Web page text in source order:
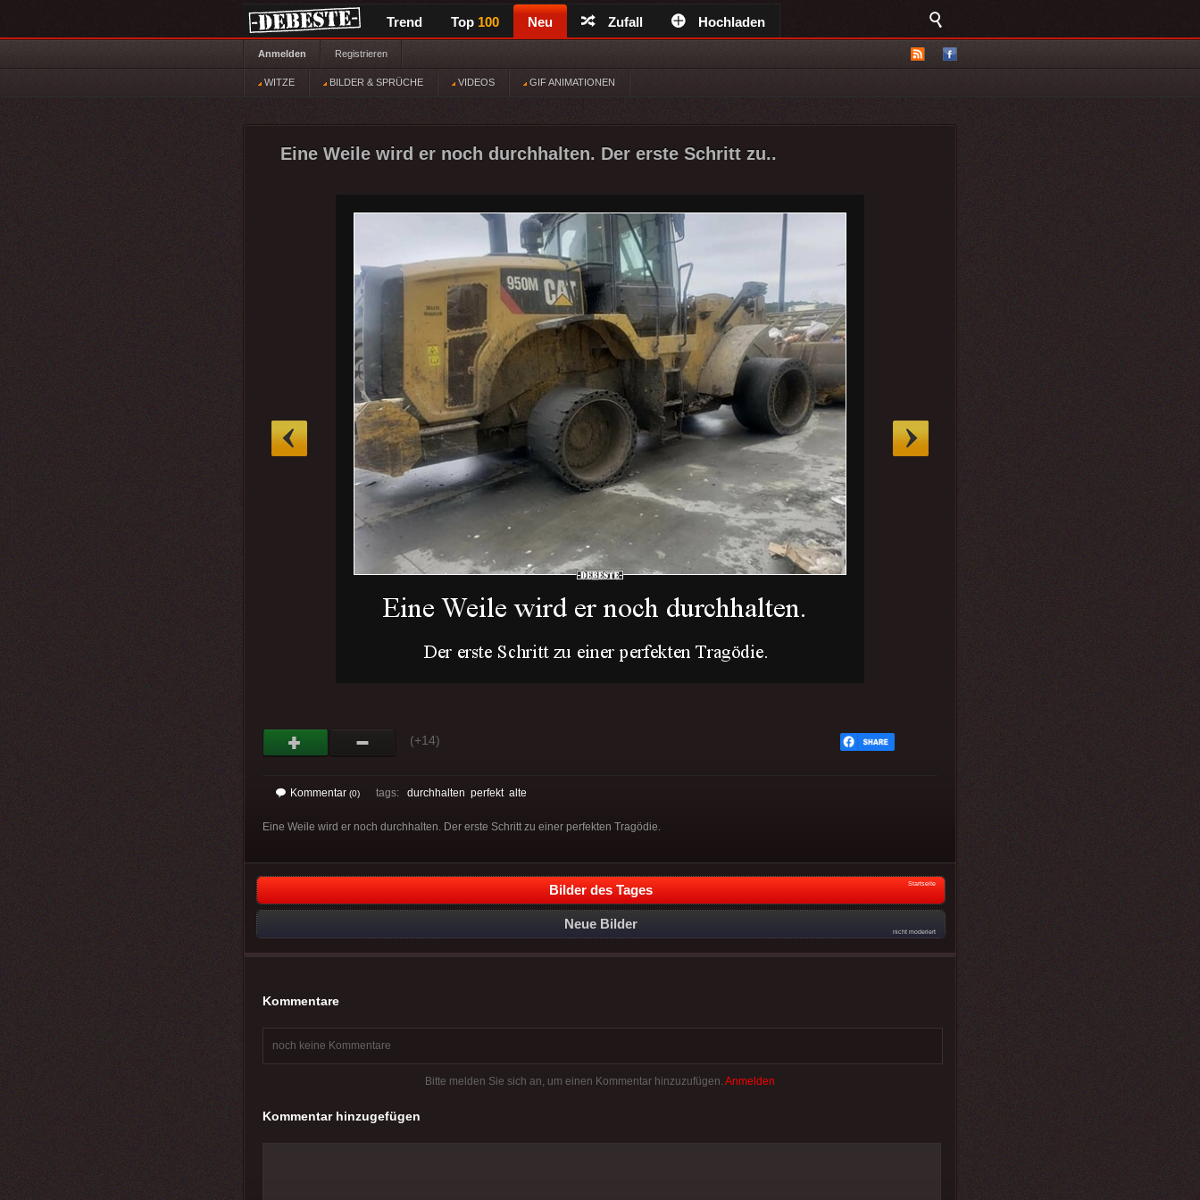
Trend Top 100 Neu Zufall Hochladen
Anmelden Registrieren
WITZE BILDER & SPRÜCHE VIDEOS GIF ANIMATIONEN
Eine Weile wird er noch durchhalten. Der erste Schritt zu..
(+14)
Kommentar (0) tags: durchhalten perfekt alte
Eine Weile wird er noch durchhalten. Der erste Schritt zu einer perfekten Tragödie.
Bilder des Tages Startseite
Neue Bilder
nicht moderiert
Kommentare
noch keine Kommentare
Bitte melden Sie sich an, um einen Kommentar hinzuzufügen. Anmelden
Kommentar hinzugefügen